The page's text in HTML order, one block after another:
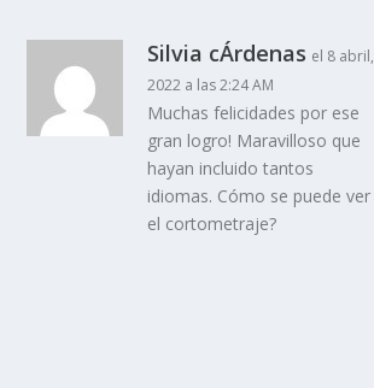
Silvia cÁrdenas el 8 abril,
2022 a las 2:24 AM
Muchas felicidades por ese
gran logro! Maravilloso que
hayan incluido tantos
idiomas. Cómo se puede ver
el cortometraje?